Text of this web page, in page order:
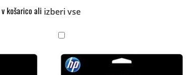
košarico ali izberi vse